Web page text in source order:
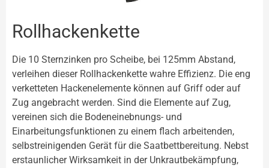
Rollhackenkette
Die 10 Sternzinken pro Scheibe, bei 125mm Abstand,
verleihen dieser Rollhackenkette wahre Effizienz. Die eng
verketteten Hackenelemente können auf Griff oder auf
Zug angebracht werden. Sind die Elemente auf Zug,
vereinen sich die Bodeneinebnungs- und
Einarbeitungsfunktionen zu einem flach arbeitenden,
selbstreinigenden Gerät für die Saatbettbereitung. Nebst
erstaunlicher Wirksamkeit in der Unkrautbekämpfung,